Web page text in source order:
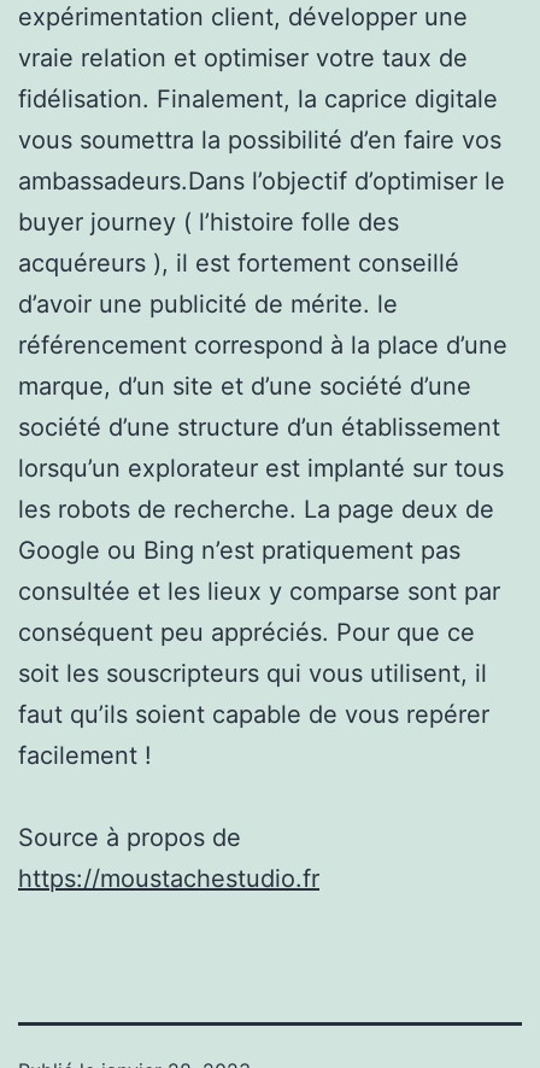
expérimentation client, développer une
vraie relation et optimiser votre taux de
fidélisation. Finalement, la caprice digitale
vous soumettra la possibilité d’en faire vos
ambassadeurs.Dans l’objectif d’optimiser le
buyer journey ( l’histoire folle des
acquéreurs ), il est fortement conseillé
d’avoir une publicité de mérite. le
référencement correspond à la place d’une
marque, d’un site et d’une société d’une
société d’une structure d’un établissement
lorsqu’un explorateur est implanté sur tous
les robots de recherche. La page deux de
Google ou Bing n’est pratiquement pas
consultée et les lieux y comparse sont par
conséquent peu appréciés. Pour que ce
soit les souscripteurs qui vous utilisent, il
faut qu’ils soient capable de vous repérer
facilement !
Source à propos de
https://moustachestudio.fr